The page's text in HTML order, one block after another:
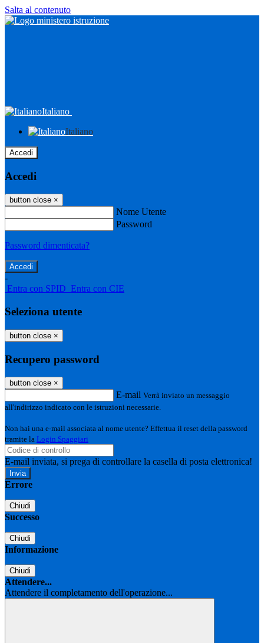
Salta al contenuto
Italiano
Italiano
Accedi
Accedi
button close ×
Nome Utente
Password
Password dimenticata?
-
Entra con SPID Entra con CIE
Seleziona utente
button close ×
Recupero password
button close ×
E-mail Verrà inviato un messaggio
all'indirizzo indicato con le istruzioni necessarie.
Non hai una e-mail associata al nome utente? Effettua il reset della password
tramite la Login Spaggiari
E-mail inviata, si prega di controllare la casella di posta elettronica!
Errore
Chiudi
Successo
Chiudi
Informazione
Chiudi
Attendere...
Attendere il completamento dell'operazione...